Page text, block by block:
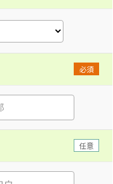
必須
任意